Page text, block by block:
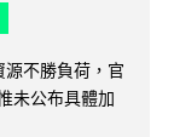
不勝負荷，官
未公布具體加